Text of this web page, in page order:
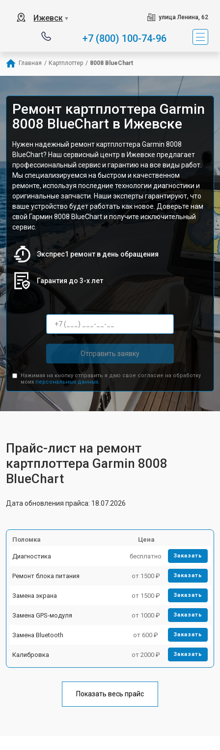
Ижевск ▼ улица Ленина, 62
+7 (800) 100-74-96
Главная / Картплоттер / 8008 BlueChart
Ремонт картплоттера Garmin
8008 BlueChart в Ижевске
Нужен надежный ремонт картплоттера Garmin 8008
BlueChart? Наш сервисный центр в Ижевске предлагает
профессиональный сервис и гарантию на все виды работ.
Мы специализируемся на быстром и качественном
ремонте, используя последние технологии диагностики и
оригинальные запчасти. Наши эксперты гарантируют, что
ваше устройство будет работать как новое. Доверьте нам
свой Гармин 8008 BlueChart и получите исключительный
сервис.
Экспрес1 ремонт в день обращения
Гарантия до 3-х лет
Отправить заявку
Нажимая на кнопку отправить я даю свое согласие на обработку
моих персональных данных.
Прайс-лист на ремонт
картплоттера Garmin 8008
BlueChart
Дата обновления прайса: 18.07.2026
Поломка Цена
Диагностика бесплатно Заказать
Ремонт блока питания от 1500 ₽ Заказать
Замена экрана от 1500 ₽ Заказать
Замена GPS-модуля от 1000 ₽ Заказать
Замена Bluetooth от 600 ₽ Заказать
Калибровка от 2000 ₽ Заказать
Показать весь прайс